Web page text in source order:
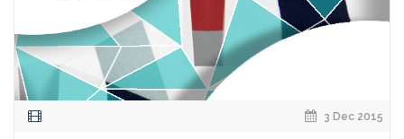
3 Dec 2015